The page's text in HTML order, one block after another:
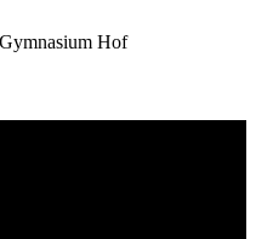
Hof